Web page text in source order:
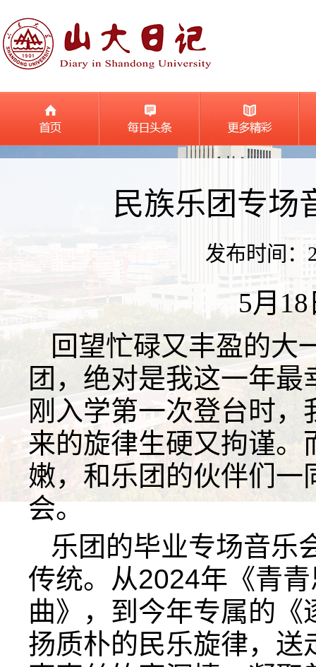
民族乐团专场
发布时间：
5月
回望忙碌又丰盈的大
团，绝对是我这一年
刚入学第一次登台时
来的旋律生硬又拘谨。
嫩，和乐团的伙伴们
会。
乐团的毕业专场音乐
传统。从2024年《青
曲》，到今年专属的
扬质朴的民乐旋律，送